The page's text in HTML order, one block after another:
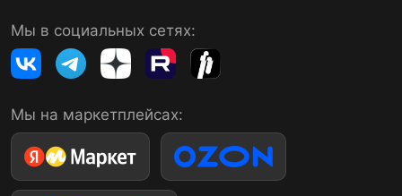
Мы в социальных сетях:
Мы на маркетплейсах: